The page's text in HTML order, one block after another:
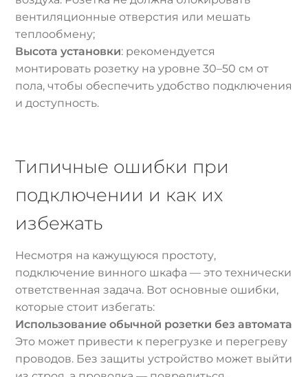
вентиляционные отверстия или мешать
теплообмену;
Высота установки: рекомендуется
монтировать розетку на уровне 30–50 см от
пола, чтобы обеспечить удобство подключения
и доступность.
Типичные ошибки при
подключении и как их
избежать
Несмотря на кажущуюся простоту,
подключение винного шкафа — это технически
ответственная задача. Вот основные ошибки,
которые стоит избегать:
Использование обычной розетки без автомата
Это может привести к перегрузке и перегреву
проводов. Без защиты устройство может выйти